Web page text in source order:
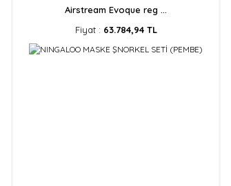
Airstream Evoque reg ...
Fiyat : 63.784,94 TL